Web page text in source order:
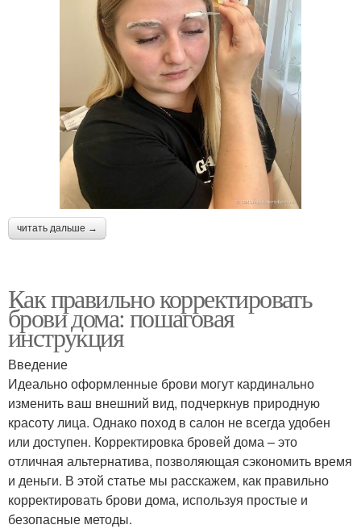
читать дальше →
Как правильно корректировать
брови дома: пошаговая
инструкция
Введение
Идеально оформленные брови могут кардинально
изменить ваш внешний вид, подчеркнув природную
красоту лица. Однако поход в салон не всегда удобен
или доступен. Корректировка бровей дома – это
отличная альтернатива, позволяющая сэкономить время
и деньги. В этой статье мы расскажем, как правильно
корректировать брови дома, используя простые и
безопасные методы.